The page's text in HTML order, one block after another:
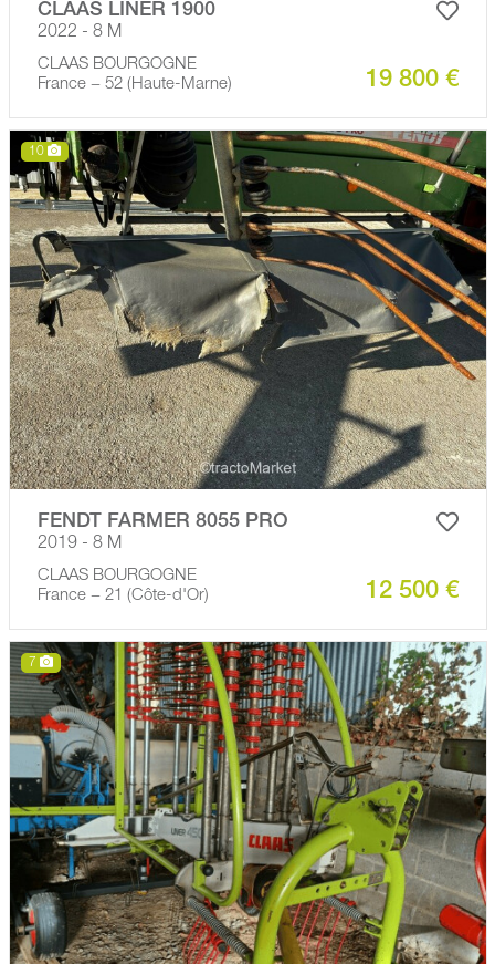
CLAAS LINER 1900
2022 - 8 M
CLAAS BOURGOGNE
France − 52 (Haute-Marne)
19 800 €
10
FENDT FARMER 8055 PRO
2019 - 8 M
CLAAS BOURGOGNE
France − 21 (Côte-d'Or)
12 500 €
7